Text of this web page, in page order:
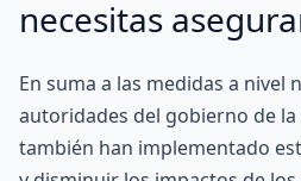
necesitas
En suma a las medidas a nivel
autoridades del gobierno de la
también han implementado